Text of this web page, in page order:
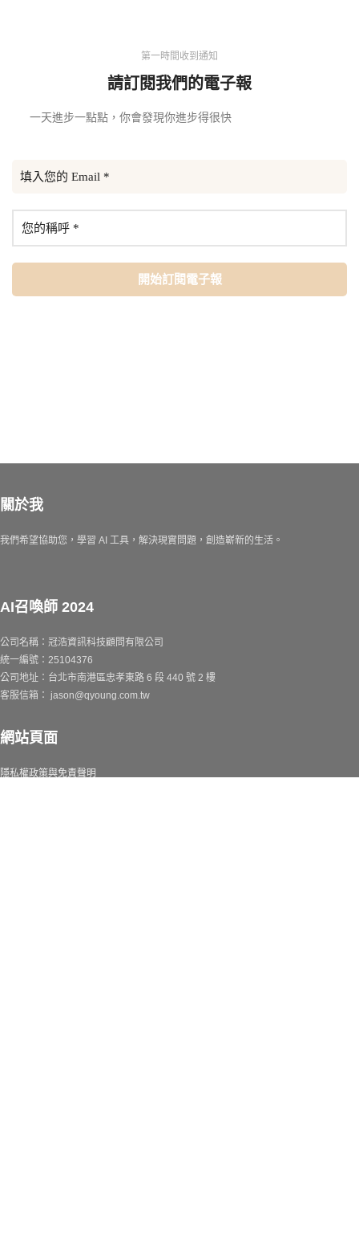
第一時間收到通知
請訂閱我們的電子報
一天進步一點點，你會發現你進步得很快
關於我
我們希望協助您，學習 AI 工具，解決現實問題，創造嶄新的生活。
AI召喚師 2024
公司名稱：冠浩資訊科技顧問有限公司
統一編號：25104376
公司地址：台北市南港區忠孝東路 6 段 440 號 2 樓
客服信箱： jason@qyoung.com.tw
網站頁面
隱私權政策與免責聲明